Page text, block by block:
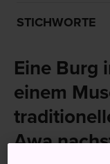
STICHWORTE
Eine Burg
einem
Awa